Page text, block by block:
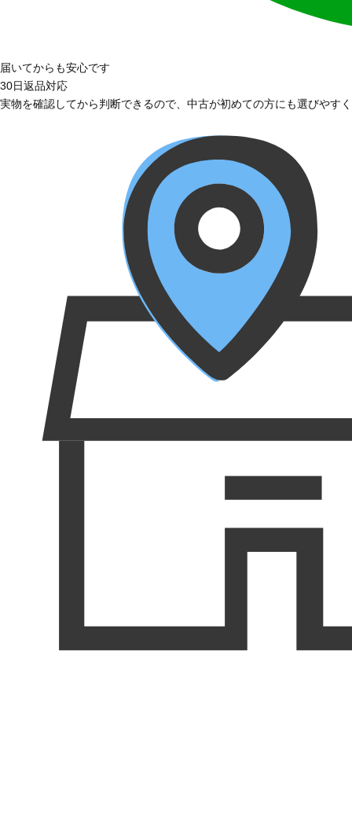
届いてからも安心です
30日返品対応
実物を確認してから判断できるので、中古が初めての方にも選びやす